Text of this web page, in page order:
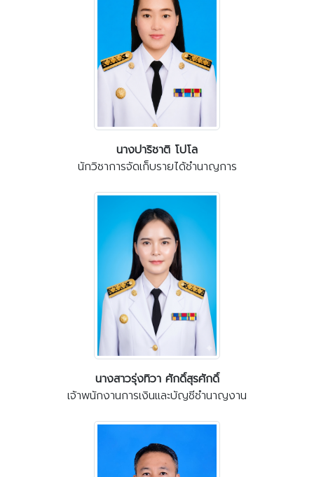
นางปาริชาติ โปโล
นักวิชาการจัดเก็บรายได้ชำนาญการ
นางสาวรุ่งทิวา ศักดิ์สุรศักดิ์
เจ้าพนักงานการเงินและบัญชีชำนาญงาน